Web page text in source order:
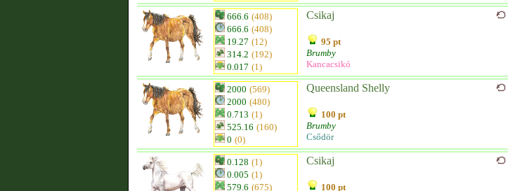
666.6 (408)
666.6 (408)
19.27 (12)
314.2 (192)
0.017 (1)
Csikaj
95 pt
Brumby
Kancacsikó
2000 (569)
2000 (480)
0.713 (1)
525.16 (160)
0 (0)
Queensland Shelly
100 pt
Brumby
Csődör
0.128 (1)
0.005 (1)
579.6 (675)
Csikaj
100 pt